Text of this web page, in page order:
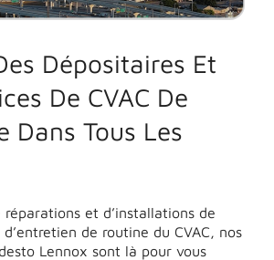
Dépositaires Et
De CVAC De
Dans Tous Les
réparations et d’installations de
de routine du CVAC, nos
Lennox sont là pour vous